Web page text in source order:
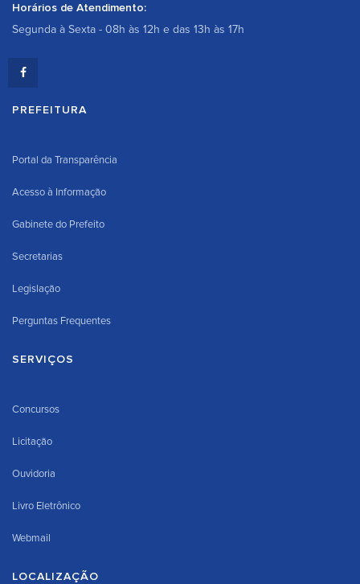
Horários de Atendimento:
Segunda à Sexta - 08h às 12h e das 13h às 17h
PREFEITURA
Portal da Transparência
Acesso à Informação
Gabinete do Prefeito
Secretarias
Legislação
Perguntas Frequentes
SERVIÇOS
Concursos
Licitação
Ouvidoria
Livro Eletrônico
Webmail
LOCALIZAÇÃO